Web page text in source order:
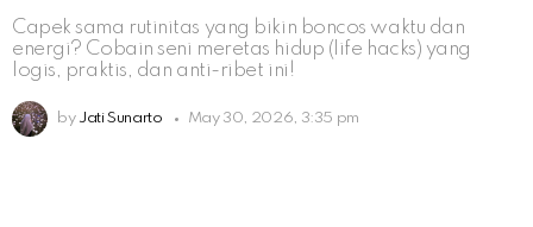
Capek sama rutinitas yang bikin boncos waktu dan
energi? Cobain seni meretas hidup (life hacks) yang
logis, praktis, dan anti-ribet ini!
by Jati Sunarto May 30, 2026, 3:35 pm